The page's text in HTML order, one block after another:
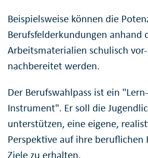
Beispielsweise können die
Berufsfelderkundungen anhand
Arbeitsmaterialien schulisch
nachbereitet werden.
Der Berufswahlpass ist ein
Instrument". Er soll die
unterstützen, eine eigene,
Perspektive auf ihre beruflichen
Ziele zu erhalten.